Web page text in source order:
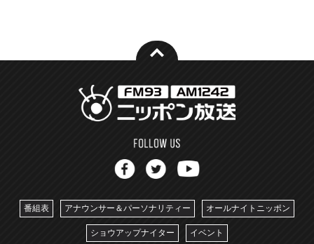
番組表 アナウンサー＆パーソナリティー オールナイトニッポン
ショウアップナイター イベント